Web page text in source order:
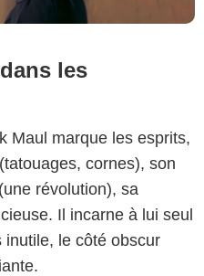
les
Maul marque les esprits,
cornes), son
révolution), sa
Il incarne à lui seul
inutile, le côté obscur